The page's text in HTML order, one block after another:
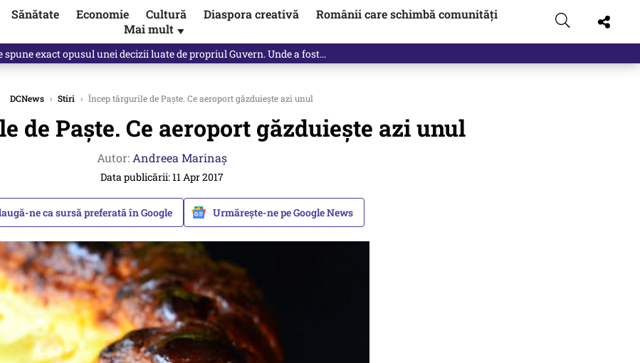
Sănătate Economie Cultură Diaspora creativă
Românii care schimbă comunități
Mai mult ▼
Mircea Badea: E o minciună de mari proporții
DCNews › Stiri › Încep târgurile de Paște. Ce aeroport găzduiește azi unul
de Paște. Ce aeroport găzduiește azi unul
Autor: Andreea Marinaș
Data publicării: 11 Apr 2017
ne ca sursă preferată în Google Urmărește-ne pe Google News